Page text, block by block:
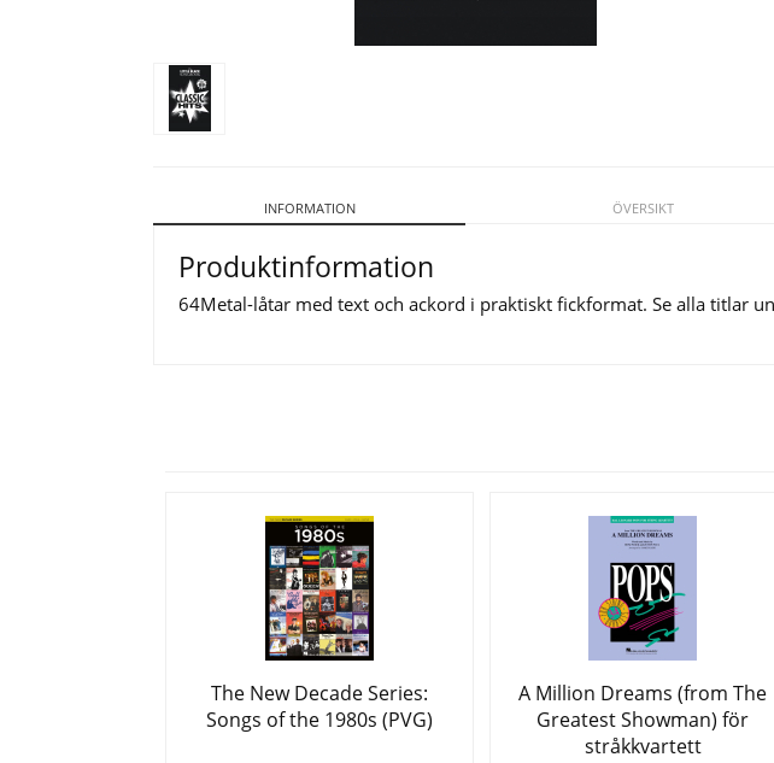
INFORMATION ÖVERSIKT
Produktinformation
64Metal-låtar med text och ackord i praktiskt fickformat. Se alla titlar
The New Decade Series:
Songs of the 1980s (PVG)
A Million Dreams (from The
Greatest Showman) för
stråkkvartett